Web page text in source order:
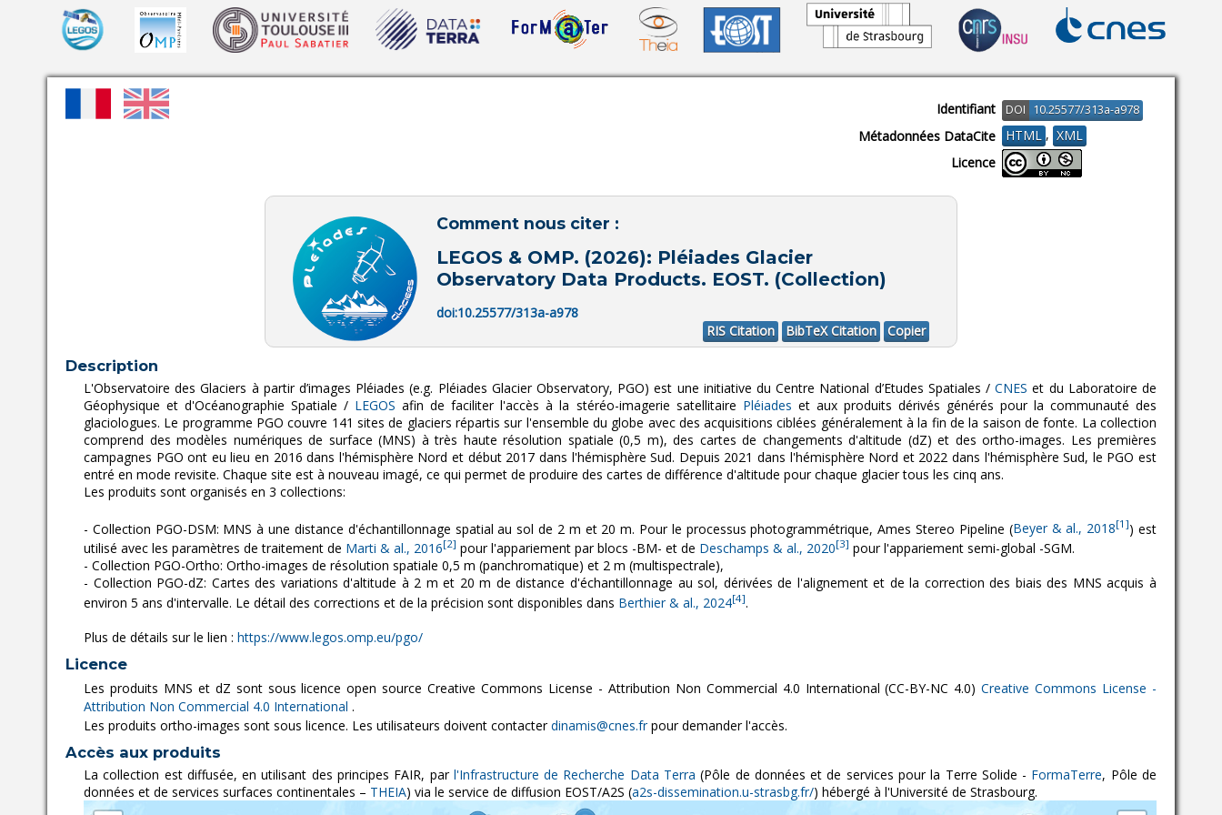
Identifiant DOI 10.25577/313a-a978
Métadonnées DataCite HTML , XML
Licence
Comment nous citer :
LEGOS & OMP. (2026): Pléiades Glacier
Observatory Data Products. EOST. (Collection)
doi:10.25577/313a-a978
RIS Citation
BibTeX Citation Copier
Description
L'Observatoire des Glaciers à partir d’images Pléiades (e.g. Pléiades Glacier Observatory, PGO) est une initiative du Centre National d’Etudes Spatiales /CNES et du Laboratoire de
Géophysique et d'Océanographie Spatiale / LEGOS afin de faciliter l'accès à la stéréo-imagerie satellitaire Pléiades et aux produits dérivés générés pour la communauté des
glaciologues. Le programme PGO couvre 141 sites de glaciers répartis sur l'ensemble du globe avec des acquisitions ciblées généralement à la fin de la saison de fonte. La collection
comprend des modèles numériques de surface (MNS) à très haute résolution spatiale (0,5 m), des cartes de changements d'altitude (dZ) et des ortho-images. Les premières
campagnes PGO ont eu lieu en 2016 dans l'hémisphère Nord et début 2017 dans l'hémisphère Sud. Depuis 2021 dans l'hémisphère Nord et 2022 dans l'hémisphère Sud, le PGO est
entré en mode revisite. Chaque site est à nouveau imagé, ce qui permet de produire des cartes de différence d'altitude pour chaque glacier tous les cinq ans.
Les produits sont organisés en 3 collections:
- Collection PGO-DSM: MNS à une distance d'échantillonnage spatial au sol de 2 m et 20 m. Pour le processus photogrammétrique, Ames Stereo Pipeline (Beyer & al., 2018[1]) est
utilisé avec les paramètres de traitement de Marti & al., 2016[2] pour l'appariement par blocs -BM- et de Deschamps & al., 2020[3] pour l'appariement semi-global -SGM.
- Collection PGO-Ortho: Ortho-images de résolution spatiale 0,5 m (panchromatique) et 2 m (multispectrale),
- Collection PGO-dZ: Cartes des variations d'altitude à 2 m et 20 m de distance d'échantillonnage au sol, dérivées de l'alignement et de la correction des biais des MNS acquis à
environ 5 ans d'intervalle. Le détail des corrections et de la précision sont disponibles dans Berthier & al., 2024[4].
Plus de détails sur le lien : https://www.legos.omp.eu/pgo/
Licence
Les produits MNS et dZ sont sous licence open source Creative Commons License - Attribution Non Commercial 4.0 International (CC-BY-NC 4.0)Creative Commons License -
Attribution Non Commercial 4.0 International .
Les produits ortho-images sont sous licence. Les utilisateurs doivent contacterdinamis@cnes.frpour demander l'accès.
Accès aux produits
La collection est diffusée, en utilisant des principes FAIR, par l'Infrastructure de Recherche Data Terra (Pôle de données et de services pour la Terre Solide - FormaTerre, Pôle de
données et de services surfaces continentales – THEIA) via le service de diffusion EOST/A2S (a2s-dissemination.u-strasbg.fr/) hébergé à l'Université de Strasbourg.